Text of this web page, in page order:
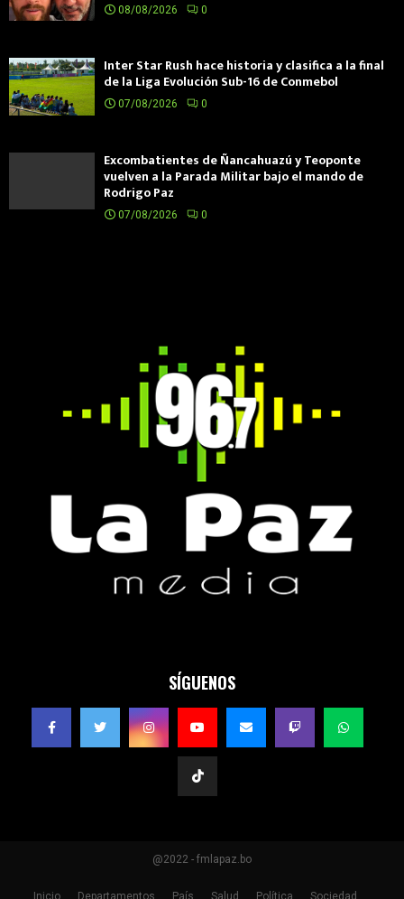
08/08/2026 0
Inter Star Rush hace historia y clasifica a la final
de la Liga Evolución Sub-16 de Conmebol
07/08/2026 0
Excombatientes de Ñancahuazú y Teoponte
vuelven a la Parada Militar bajo el mando de
Rodrigo Paz
07/08/2026 0
SÍGUENOS
@2022 - fmlapaz.bo
Inicio Departamentos País Salud Política Sociedad